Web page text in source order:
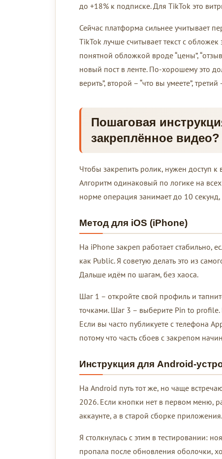
до +18% к подписке. Для TikTok это
Сейчас платформа сильнее учитывает
TikTok лучше считывает текст с
понятной обложкой вроде “цены”,
новый пост в ленте. По-хорошему это
верить”, второй – “что вы умеете”, третий
Пошаговая
закреплённое видео?
Чтобы закрепить ролик, нужен доступ
Алгоритм одинаковый по логике на
норме операция занимает до 10
Метод для iOS (iPhone)
На iPhone закреп работает стабильно,
как Public. Я советую делать это из
Дальше идём по шагам, без хаоса.
Шаг 1 – откройте свой профиль и
точками. Шаг 3 – выберите Pin to
Если вы часто публикуете с телефона
потому что часть сбоев с закрепом
Инструкция для Android-
На Android путь тот же, но чаще
2026. Если кнопки нет в первом меню,
аккаунте, а в старой сборке приложения.
Я столкнулась с этим в тестировании:
пропала после обновления оболочки,